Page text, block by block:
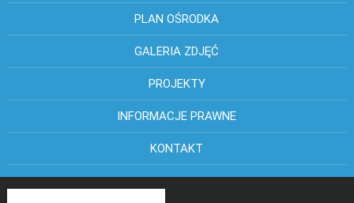
PLAN OŚRODKA
GALERIA ZDJĘĆ
PROJEKTY
INFORMACJE PRAWNE
KONTAKT